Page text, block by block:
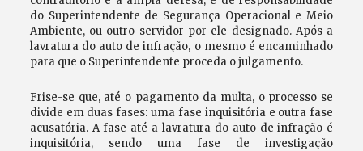
do Superintendente de Segurança Operacional e Meio
Ambiente, ou outro servidor por ele designado. Após a
lavratura do auto de infração, o mesmo é encaminhado
para que o Superintendente proceda o julgamento.
Frise-se que, até o pagamento da multa, o processo se
divide em duas fases: uma fase inquisitória e outra fase
acusatória. A fase até a lavratura do auto de infração é
inquisitória, sendo uma fase de investigação